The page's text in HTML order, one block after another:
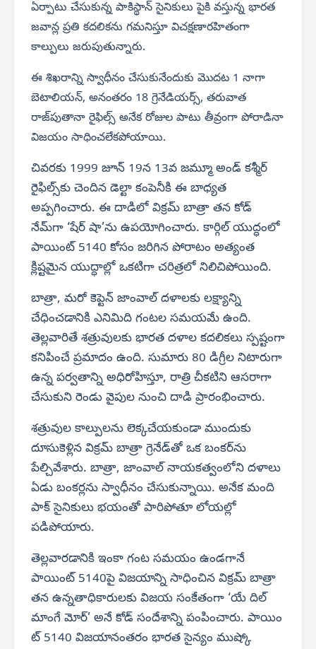
ఏర్పాటు చేసుకున్న పాకిస్థాన్ సైనికులు పైకి వస్తున్న భారత
జవాన్ల ప్రతి కదలికను గమనిస్తూ విచక్షణారహితంగా
కాల్పులు జరుపుతున్నారు.
ఈ శిఖరాన్ని స్వాధీనం చేసుకునేందుకు మొదట 1 నాగా
బెటాలియన్, అనంతరం 18 గ్రెనేడియర్స్, తరువాత
రాజ్‌పుతానా రైఫిల్స్ అనేక రోజుల పాటు తీవ్రంగా పోరాడినా
విజయం సాధించలేకపోయాయి.
చివరకు 1999 జూన్ 19న 13వ జమ్మూ అండ్ కశ్మీర్
రైఫిల్స్‌కు చెందిన డెల్టా కంపెనీకి ఈ బాధ్యత
అప్పగించారు. ఈ దాడిలో విక్రమ్ బాత్రా తన కోడ్
నేమ్‌గా ‘షేర్ షా’ను ఉపయోగించారు. కార్గిల్ యుద్ధంలో
పాయింట్ 5140 కోసం జరిగిన పోరాటం అత్యంత
క్లిష్టమైన యుద్ధాల్లో ఒకటిగా చరిత్రలో నిలిచిపోయింది.
బాత్రా, మరో కెప్టెన్ జాంవాల్ దళాలకు లక్ష్యాన్ని
చేధించడానికి ఎనిమిది గంటల సమయమే ఉంది.
తెల్లవారితే శత్రువులకు భారత దళాల కదలికలు స్పష్టంగా
కనిపించే ప్రమాదం ఉంది. సుమారు 80 డిగ్రీల నిటారుగా
ఉన్న పర్వతాన్ని అధిరోహిస్తూ, రాత్రి చీకటిని ఆసరాగా
చేసుకుని రెండు వైపుల నుంచి దాడి ప్రారంభించారు.
శత్రువుల కాల్పులను లెక్కచేయకుండా ముందుకు
దూసుకెళ్లిన విక్రమ్ బాత్రా గ్రెనేడ్‌తో ఒక బంకర్‌ను
పేల్చివేశారు. బాత్రా, జాంవాల్ నాయకత్వంలోని దళాలు
ఏడు బంకర్లను స్వాధీనం చేసుకున్నాయి. అనేక మంది
పాక్ సైనికులు భయంతో పారిపోతూ లోయల్లో
పడిపోయారు.
తెల్లవారడానికి ఇంకా గంట సమయం ఉండగానే
పాయింట్ 5140పై విజయాన్ని సాధించిన విక్రమ్ బాత్రా
తన ఉన్నతాధికారులకు విజయ సంకేతంగా ‘యే దిల్
మాంగే మోర్’ అనే కోడ్ సందేశాన్ని పంపించారు. పాయిం
ట్ 5140 విజయానంతరం భారత సైన్యం ముష్కో